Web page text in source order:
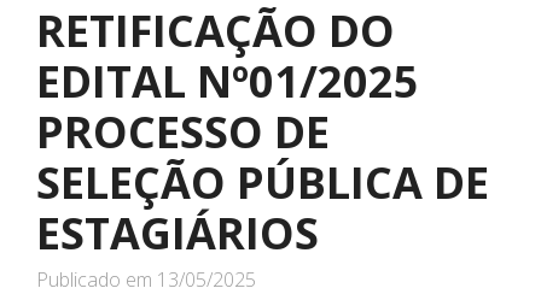
RETIFICAÇÃO DO
EDITAL Nº01/2025
PROCESSO DE
SELEÇÃO PÚBLICA DE
ESTAGIÁRIOS
Publicado em 13/05/2025